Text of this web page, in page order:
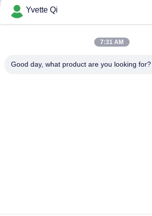
CO.,LTD
Yvette Qi
7:31 AM
Good day, what product are you looking for?